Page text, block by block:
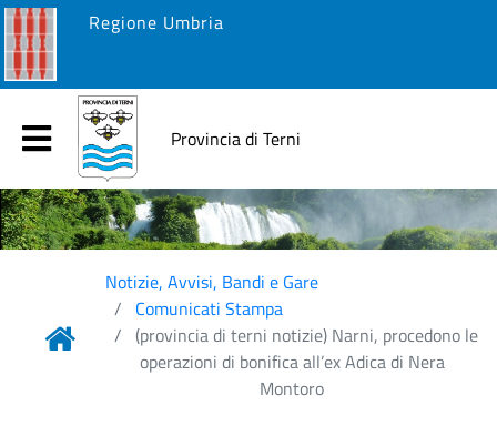
Regione Umbria
Provincia di Terni
Notizie, Avvisi, Bandi e Gare
Comunicati Stampa
(provincia di terni notizie) Narni, procedono le
operazioni di bonifica all’ex Adica di Nera
Montoro